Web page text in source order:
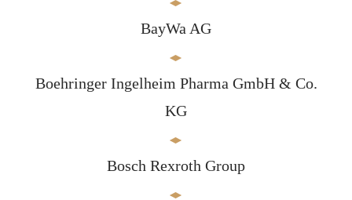
BayWa AG
Boehringer Ingelheim Pharma GmbH & Co.
KG
Bosch Rexroth Group